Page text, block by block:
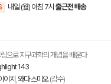
내일 (월) 아침 7시 출근전 배송
으로 지구과학의 개념을 배운다
143
이치 와다 스미오(감수)